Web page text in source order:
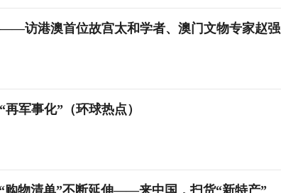
访港澳首位故宫太和学者、澳门文物专家赵强
军事化”（环球热点）
购物清单”不断延伸——来中国，扫货“新特产”